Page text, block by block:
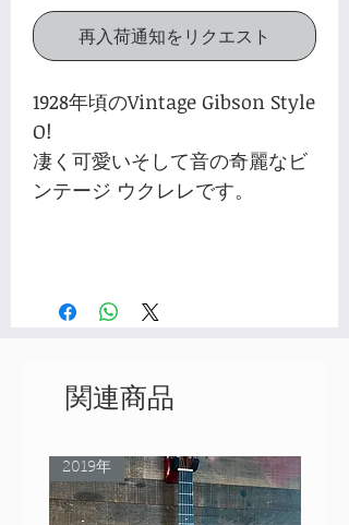
再入荷通知をリクエスト
1928年頃のVintage Gibson Style
O!
凄く可愛いそして音の奇麗なビ
ンテージ ウクレレです。
関連商品
2019年